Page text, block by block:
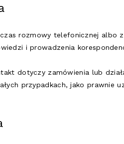
rozmowy telefonicznej albo
i prowadzenia
dotyczy zamówienia lub
przypadkach, jako prawnie